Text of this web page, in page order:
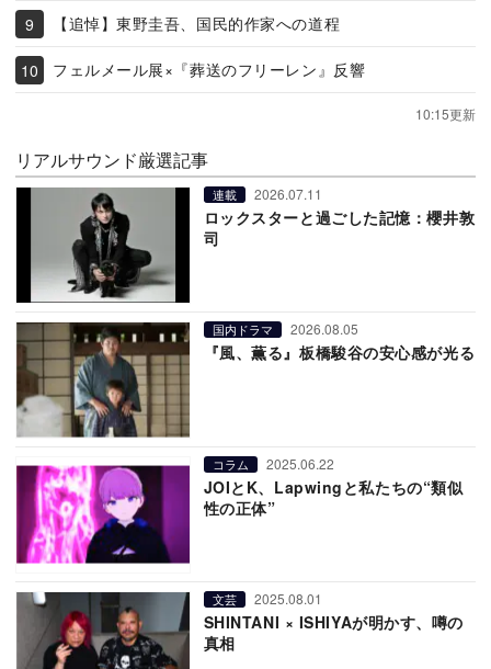
【追悼】東野圭吾、国民的作家への道程
フェルメール展×『葬送のフリーレン』反響
10:15更新
リアルサウンド厳選記事
連載 2026.07.11
ロックスターと過ごした記憶：櫻井敦
司
国内ドラマ 2026.08.05
『風、薫る』板橋駿谷の安心感が光る
コラム 2025.06.22
JOIとK、Lapwingと私たちの“類似
性の正体”
文芸 2025.08.01
SHINTANI × ISHIYAが明かす、噂の
真相